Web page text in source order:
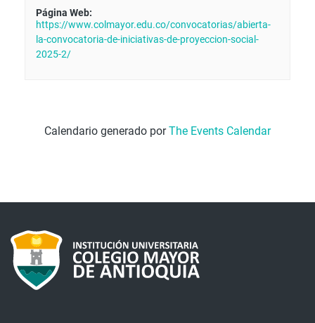
Página Web:
https://www.colmayor.edu.co/convocatorias/abierta-
la-convocatoria-de-iniciativas-de-proyeccion-social-
2025-2/
Calendario generado porThe Events Calendar